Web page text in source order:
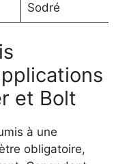
Sodré
et Bolt
à une
obligatoire,